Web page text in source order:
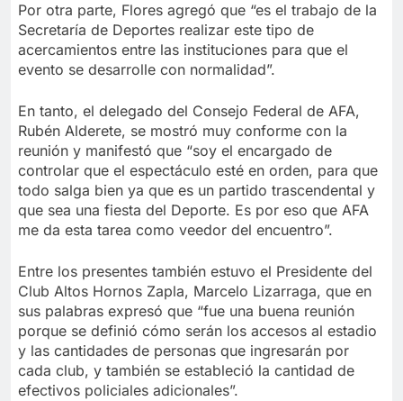
Por otra parte, Flores agregó que “es el trabajo de la
Secretaría de Deportes realizar este tipo de
acercamientos entre las instituciones para que el
evento se desarrolle con normalidad”.
En tanto, el delegado del Consejo Federal de AFA,
Rubén Alderete, se mostró muy conforme con la
reunión y manifestó que “soy el encargado de
controlar que el espectáculo esté en orden, para que
todo salga bien ya que es un partido trascendental y
que sea una fiesta del Deporte. Es por eso que AFA
me da esta tarea como veedor del encuentro”.
Entre los presentes también estuvo el Presidente del
Club Altos Hornos Zapla, Marcelo Lizarraga, que en
sus palabras expresó que “fue una buena reunión
porque se definió cómo serán los accesos al estadio
y las cantidades de personas que ingresarán por
cada club, y también se estableció la cantidad de
efectivos policiales adicionales”.